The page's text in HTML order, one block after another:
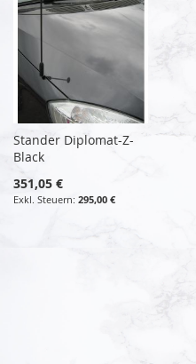
Stander Diplomat-Z-
Black
351,05 €
295,00 €